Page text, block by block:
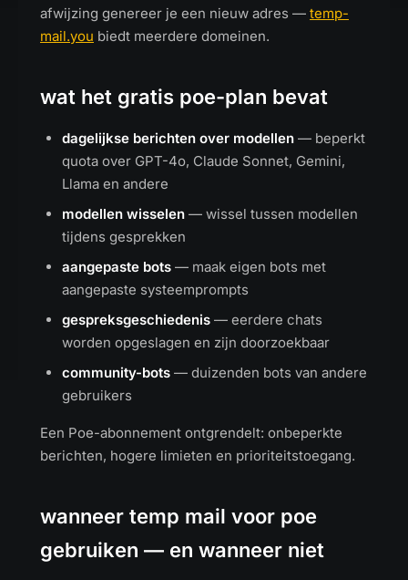
afwijzing genereer je een nieuw adres — temp-
mail.you biedt meerdere domeinen.
wat het gratis poe-plan bevat
dagelijkse berichten over modellen — beperkt
quota over GPT-4o, Claude Sonnet, Gemini,
Llama en andere
modellen wisselen — wissel tussen modellen
tijdens gesprekken
aangepaste bots — maak eigen bots met
aangepaste systeemprompts
gespreksgeschiedenis — eerdere chats
worden opgeslagen en zijn doorzoekbaar
community-bots — duizenden bots van andere
gebruikers
Een Poe-abonnement ontgrendelt: onbeperkte
berichten, hogere limieten en prioriteitstoegang.
wanneer temp mail voor poe
gebruiken — en wanneer niet